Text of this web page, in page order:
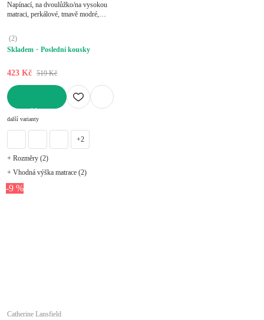
Napínací, na dvoulůžko/na vysokou
matraci, perkálové, tmavě modré,
(2)
Skladem
Poslední kousky
423 Kč 519 Kč
další varianty
+2
+ Rozměry (2)
+ Vhodná výška matrace (2)
-9 %
Catherine Lansfield